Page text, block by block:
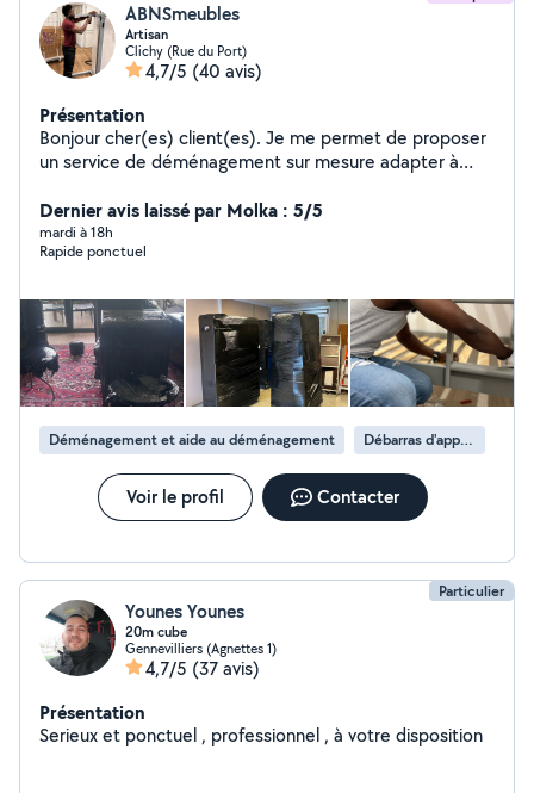
ABNSmeubles
Artisan
Clichy (Rue du Port)
4,7/5 (40 avis)
Présentation
Bonjour cher(es) client(es). Je me permet de proposer
un service de déménagement sur mesure adapter à
nécessaire pour mener a bien et en toute sérénité vos
projets. Votre confiance est capital pour nous.
Cordialement
Dernier avis laissé par Molka : 5/5
mardi à 18h
Rapide ponctuel
Déménagement et aide au déménagement Débarras d'appartement
Voir le profil Contacter
Particulier
Younes Younes
20m cube
Gennevilliers (Agnettes 1)
4,7/5 (37 avis)
Présentation
Serieux et ponctuel , professionnel , à votre disposition